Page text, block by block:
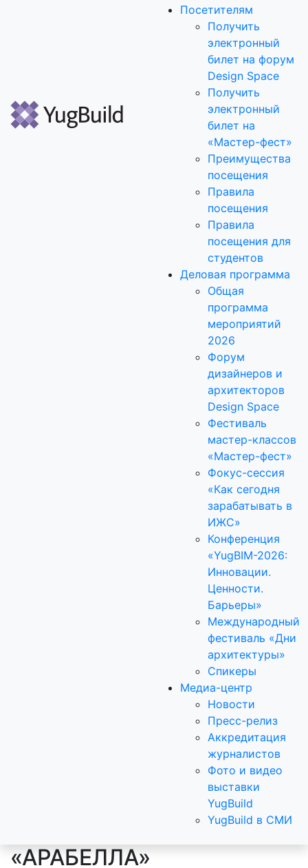
Посетителям
Получить
электронный
билет на форум
Design Space
Получить
электронный
билет на
«Мастер-фест»
Преимущества
посещения
Правила
посещения
Правила
посещения для
студентов
Деловая программа
Общая
программа
мероприятий
2026
Форум
дизайнеров и
архитекторов
Design Space
Фестиваль
мастер-классов
«Мастер-фест»
Фокус-сессия
«Как сегодня
зарабатывать в
ИЖС»
Конференция
«YugBIM-2026:
Инновации.
Ценности.
Барьеры»
Международный
фестиваль «Дни
архитектуры»
Спикеры
Медиа-центр
Новости
Пресс-релиз
Аккредитация
журналистов
Фото и видео
выставки
YugBuild
YugBuild в СМИ
«АРАБЕЛЛА»